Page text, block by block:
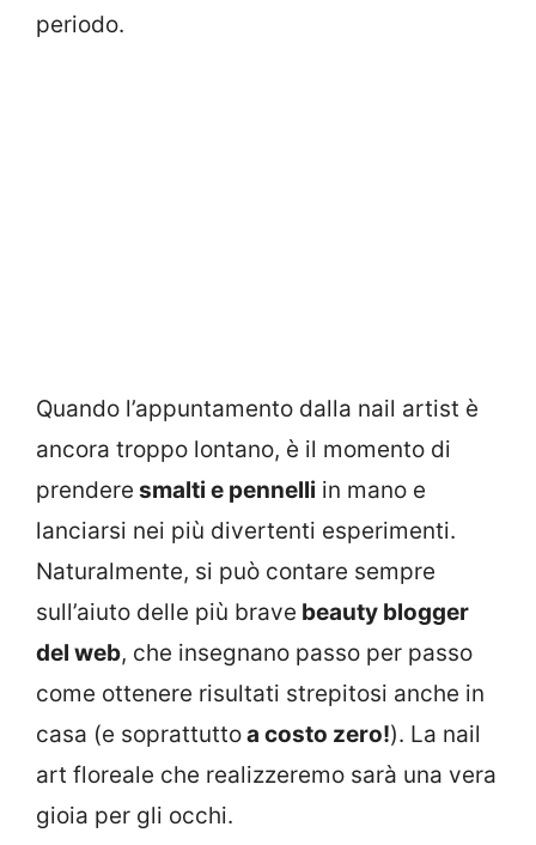
periodo.
Quando l’appuntamento dalla nail artist è
ancora troppo lontano, è il momento di
prendere smalti e pennelli in mano e
lanciarsi nei più divertenti esperimenti.
Naturalmente, si può contare sempre
sull’aiuto delle più brave beauty blogger
del web, che insegnano passo per passo
come ottenere risultati strepitosi anche in
casa (e soprattuttoa costo zero!). La nail
art floreale che realizzeremo sarà una vera
gioia per gli occhi.